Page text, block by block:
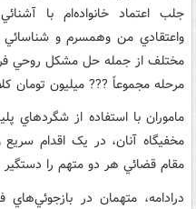
جلب اعتماد خانواده‌ام با
واعتقادي من وهمسرم و شناسائي
مختلف از جمله حل مشکل روحي
مرحله مجموعاً ??? ميليون تومان
ماموران با استفاده از شگردهاي
مخفيگاه آنان، در يک اقدام
مقام قضائي هر دو متهم را دستگير
درادامه، متهمان در